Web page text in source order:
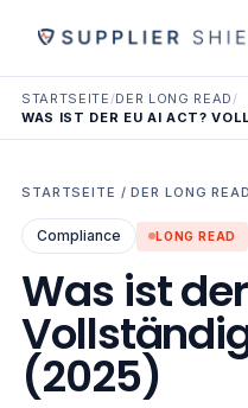
STARTSEITE /DER LONG READ /
WAS IST DER EU AI ACT?
STARTSEITE /DER LONG READ
Compliance LONG READ
Was ist
(2025)